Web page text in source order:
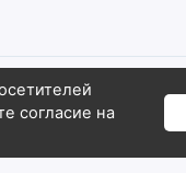
согласие на